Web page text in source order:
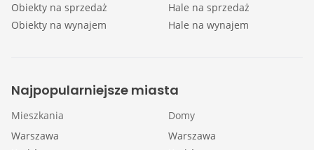
Obiekty na sprzedaż
Obiekty na wynajem
Hale na sprzedaż
Hale na wynajem
Najpopularniejsze miasta
Mieszkania
Warszawa
Domy
Warszawa